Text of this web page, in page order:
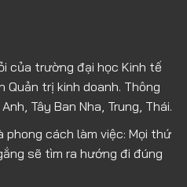
của trường đại học Kinh tế
Quản trị kinh doanh. Thông
Tây Ban Nha, Trung, Thái.
phong cách làm việc: Mọi thứ
sẽ tìm ra hướng đi đúng